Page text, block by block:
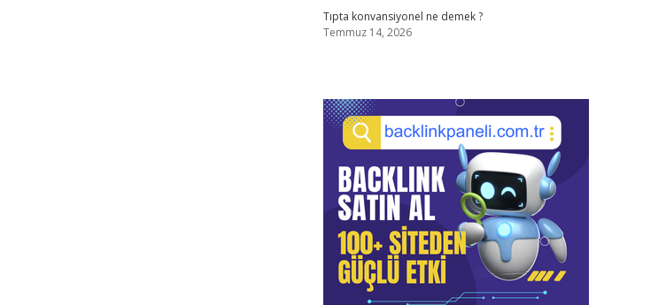
Tıpta konvansiyonel ne demek ?
Temmuz 14, 2026